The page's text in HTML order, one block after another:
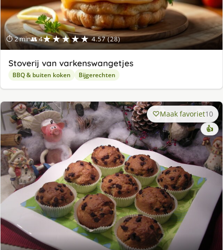
⏱ 2 min👥 4★★★★★ 4.57 (28)
Stoverij van varkenswangetjes
BBQ & buiten koken Bijgerechten
Maak favoriet10
👍